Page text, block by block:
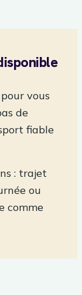
vous
de
fiable
: trajet
ou
comme